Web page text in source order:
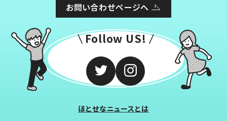
お問い合わせページへ
Follow US!
ほとせなニュースとは